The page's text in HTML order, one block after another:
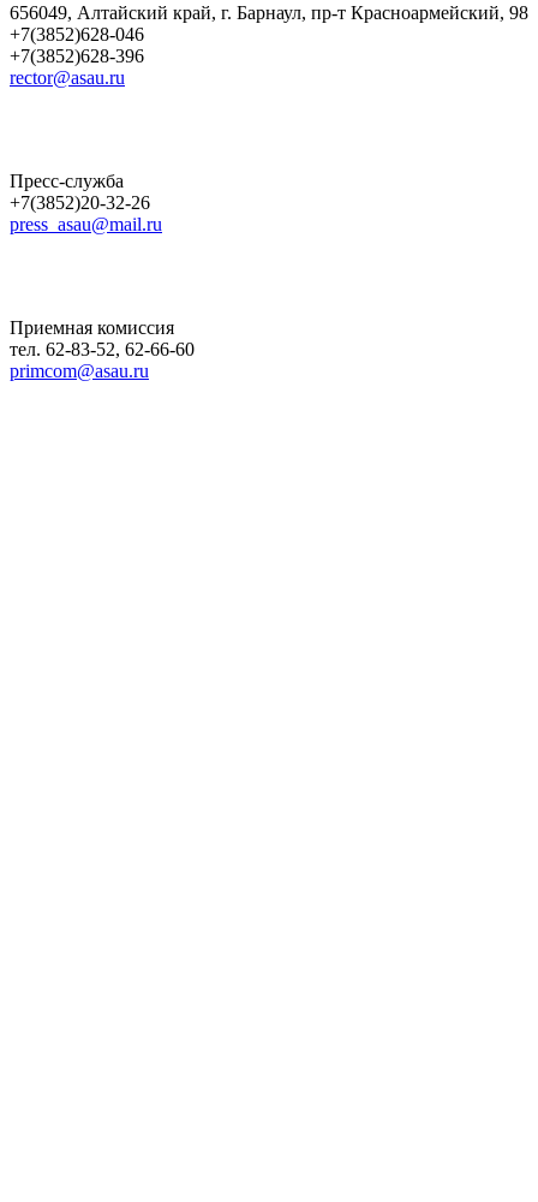
656049, Алтайский край, г. Барнаул, пр-т Красноармейский, 98
+7(3852)628-046
+7(3852)628-396
rector@asau.ru
Пресс-служба
+7(3852)20-32-26
press_asau@mail.ru
Приемная комиссия
тел. 62-83-52, 62-66-60
primcom@asau.ru